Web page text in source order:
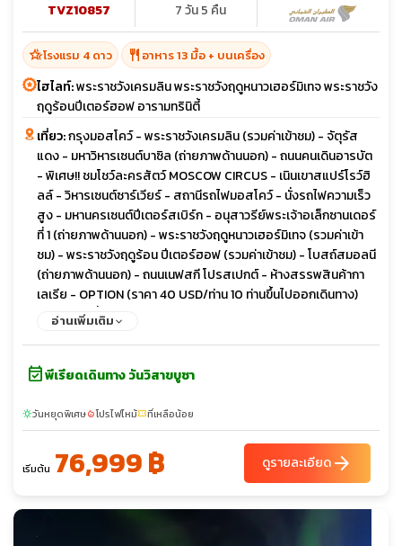
TVZ10857
7 วัน 5 คืน
hotel_classโรงแรม 4 ดาว restaurant อาหาร 13 มื้อ + บนเครื่อง
ไฮไลท์:พระราชวังเครมลิน พระราชวังฤดูหนาวเฮอร์มิเทจ พระราชวัง
ฤดูร้อนปีเตอร์ฮอฟ อารามทรินิตี้
เที่ยว:กรุงมอสโคว์ - พระราชวังเครมลิน (รวมค่าเข้าชม) - จัตุรัส
แดง - มหาวิหารเซนต์บาซิล (ถ่ายภาพด้านนอก) - ถนนคนเดินอารบัต
- พิเศษ!! ชมโชว์ละครสัตว์ MOSCOW CIRCUS - เนินเขาสแปร์โรว์ฮิ
ลล์ - วิหารเซนต์ซาร์เวียร์ - สถานีรถไฟมอสโคว์ - นั่งรถไฟความเร็ว
สูง - มหานครเซนต์ปีเตอร์สเบิร์ก - อนุสาวรีย์พระเจ้าอเล็กซานเดอร์
ที่ 1 (ถ่ายภาพด้านนอก) - พระราชวังฤดูหนาวเฮอร์มิเทจ (รวมค่าเข้า
ชม) - พระราชวังฤดูร้อน ปีเตอร์ฮอฟ (รวมค่าเข้าชม) - โบสถ์สมอลนี
(ถ่ายภาพด้านนอก) - ถนนเนฟสกี โปรสเปกต์ - ห้างสรรพสินค้ากา
เลเรีย - OPTION (ราคา 40 USD/ท่าน 10 ท่านขึ้นไปออกเดินทาง)
ล่องเรือแม่น้ำเนวา - โบสถ์หยดเลือด (ถ่ายภาพด้านนอก) - อาสน
มหานครเซนต์ปีเตอร์สเบิร์ก - กรุงมอสโคว์ - พิเศษ!! ล่องเรือ
รามทรินิตี้ - ตลาดอิสไมโลโว่
อ่านเพิ่มเติม
event_availableพีเรียดเดินทาง วันวิสาขบูชา
sunnyวันหยุดพิเศษlocal_fire_departmentโปรไฟไหม้confirmation_numberที่เหลือน้อย
เริ่มต้น 76,999 ฿ ดูรายละเอียดarrow_forward